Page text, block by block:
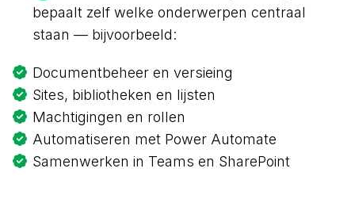
bepaalt zelf welke onderwerpen centraal
staan — bijvoorbeeld:
Documentbeheer en versieing
Sites, bibliotheken en lijsten
Machtigingen en rollen
Automatiseren met Power Automate
Samenwerken in Teams en SharePoint